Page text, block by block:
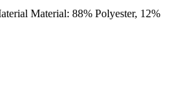
Material: 88% Polyester, 12%